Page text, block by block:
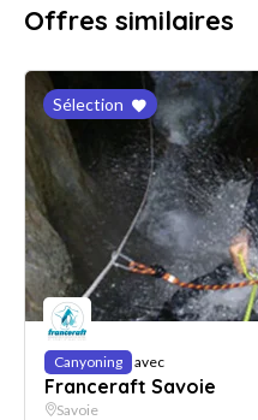
Offres similaires
Sélection
Canyoning avec
Franceraft Savoie
Savoie